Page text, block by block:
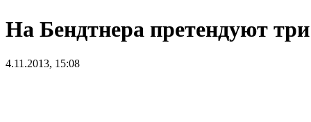
На Бендтнера претендуют
4.11.2013, 15:08